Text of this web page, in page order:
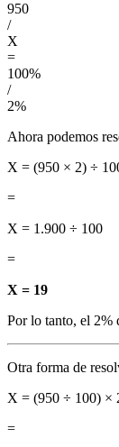
950
/
X
=
100%
/
2%
Ahora podemos
X = (950 × 2) ÷
=
X = 1.900 ÷ 100
=
X = 19
Por lo tanto, el 2%
Otra forma de
X = (950 ÷ 100) ×
=